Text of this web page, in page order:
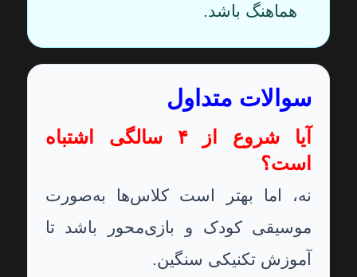
هماهنگ باشد.
سوالات متداول
آیا شروع از ۴ سالگی اشتباه
است؟
نه، اما بهتر است کلاس‌ها به‌صورت
موسیقی کودک و بازی‌محور باشد تا
آموزش تکنیکی سنگین.